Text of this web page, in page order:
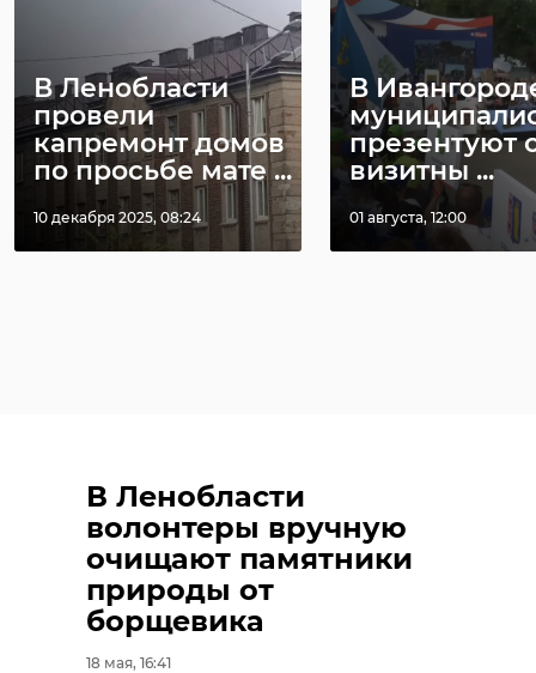
В Ленобласти
провели
капремонт домов
по просьбе мате ...
10 декабря 2025, 08:24
В
презентуют
визитны ...
01 августа, 12:00
В Ленобласти
волонтеры вручную
очищают памятники
природы от
борщевика
18 мая, 16:41